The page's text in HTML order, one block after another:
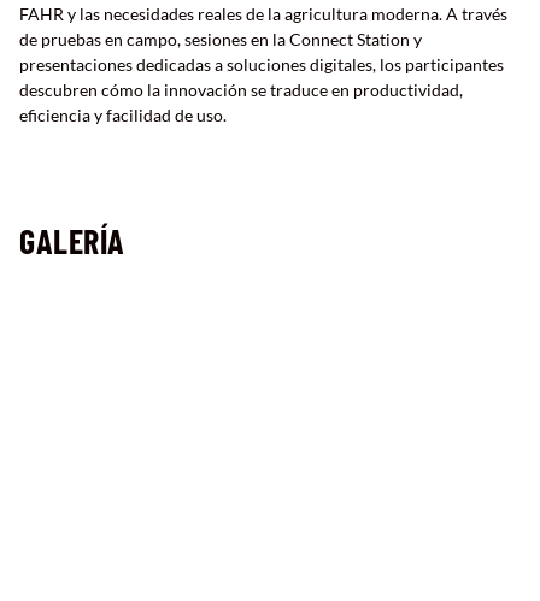
FAHR y las necesidades reales de la agricultura moderna. A través
de pruebas en campo, sesiones en la Connect Station y
presentaciones dedicadas a soluciones digitales, los participantes
descubren cómo la innovación se traduce en productividad,
eficiencia y facilidad de uso.
GALERÍA